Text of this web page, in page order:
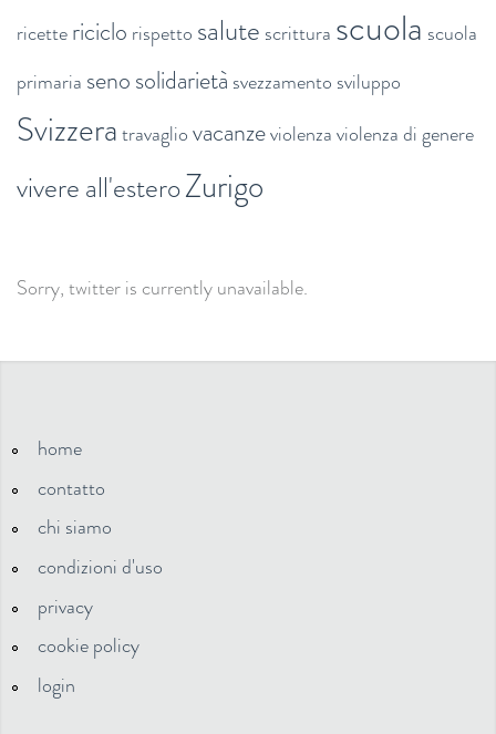
ricettericiclo rispetto salute scrittura scuola scuola
primaria senosolidarietà svezzamento sviluppo
Svizzeratravagliovacanzeviolenzaviolenza di genere
vivere all'esteroZurigo
Sorry, twitter is currently unavailable.
home
contatto
chi siamo
condizioni d'uso
privacy
cookie policy
login